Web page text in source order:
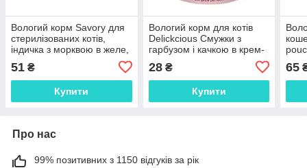
Вологий корм Savory для
стерилізованих котів,
індичка з морквою в желе,
51 ₴
Купити
Вологий корм для котів
Delickcious Смужки з
гарбузом і качкою в крем-
28₴
Купити
65
Про нас
99% позитивних з 1150 відгуків за рік